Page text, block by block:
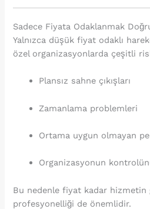
Sadece Fiyata Odaklanmak
Yalnızca düşük fiyat odaklı
özel organizasyonlarda çeşitli
Plansız sahne çıkışları
Zamanlama problemleri
Ortama uygun olmayan
Organizasyonun
Bu nedenle fiyat kadar hizmetin
profesyonelliği de önemlidir.